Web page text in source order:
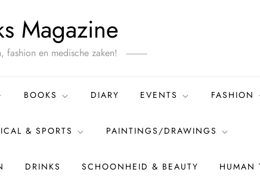
Magazine
en medische zaken!
BOOKS DIARY EVENTS FASHION
& SPORTS PAINTINGS/DRAWINGS
DRINKS SCHOONHEID & BEAUTY HUMAN